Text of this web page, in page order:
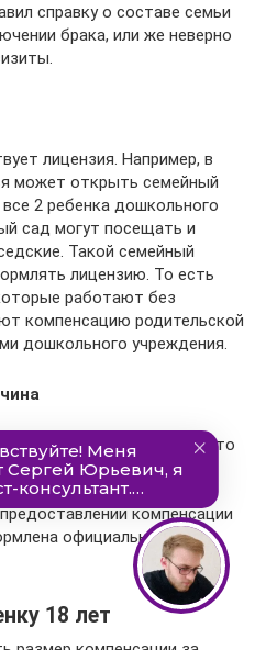
справку о составе семьи
брака, или же неверно
лицензия. Например, в
может открыть семейный
2 ребенка дошкольного
сад могут посещать и
Такой семейный
лицензию. То есть
работают без
компенсацию родительской
дошкольного учреждения.
компенсацию – это
не от имени родителя.
компенсацию напишет
компенсации
официальным
18 лет